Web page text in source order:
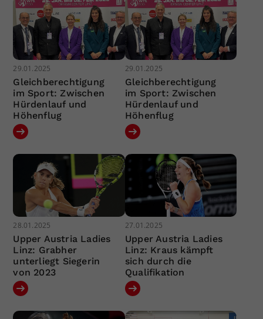
29.01.2025
Gleichberechtigung
im Sport: Zwischen
Hürdenlauf und
Höhenflug
29.01.2025
Gleichberechtigung
im Sport: Zwischen
Hürdenlauf und
Höhenflug
28.01.2025
Upper Austria Ladies
Linz: Grabher
unterliegt Siegerin
von 2023
27.01.2025
Upper Austria Ladies
Linz: Kraus kämpft
sich durch die
Qualifikation